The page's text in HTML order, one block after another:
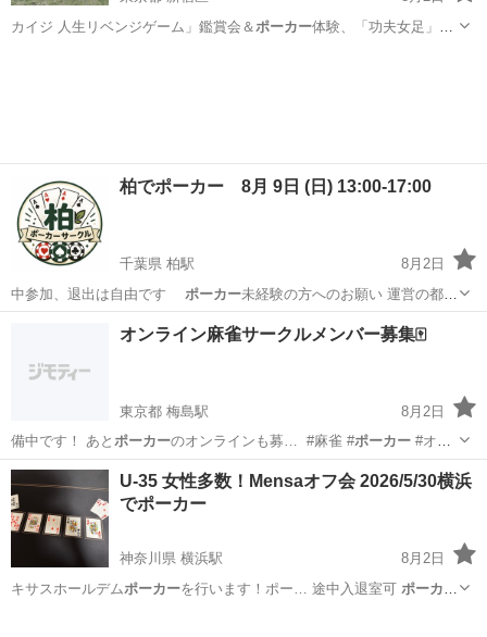
カイジ 人生リベンジゲーム」鑑賞会＆ ポーカー体験、「功夫女足」鑑
柏でポーカー 8月 9日 (日) 13:00-17:00
千葉県 柏駅
8月2日
ポーカー未経験の方へのお願い 運営の都合
上…
友達 ポーカー
オンライン麻雀サークルメンバー募集🀄
東京都 梅島駅
8月2日
備中です！ あと ポーカー のオンラインも募… ️ #麻雀 #ポーカー#オン
ライン … MJ麻雀 #ppポーカー#雀荘
東京 足立区 梅島駅 その他 オンライン
U-35 女性多数！Mensaオフ会 2026/5/30横浜
でポーカー
神奈川県 横浜駅
8月2日
キサスホールデムポーカーを行います！ポー… 途中入退室可 ポーカー